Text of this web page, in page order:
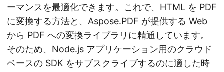
ーマンスを最適化できます。これで、HTML を PDF
に変換する方法と、Aspose.PDF が提供する Web
から PDF への変換ライブラリに精通しています。
そのため、Node.js アプリケーション用のクラウド
ベースの SDK をサブスクライブするのに適した時